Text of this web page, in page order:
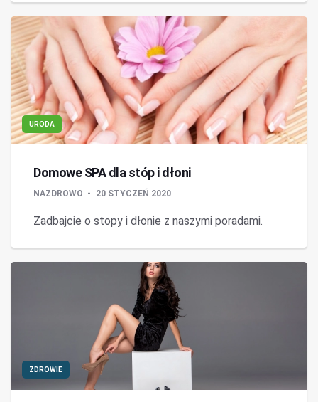
URODA
Domowe SPA dla stóp i dłoni
NAZDROWO 20 STYCZEŃ 2020
Zadbajcie o stopy i dłonie z naszymi poradami.
ZDROWIE